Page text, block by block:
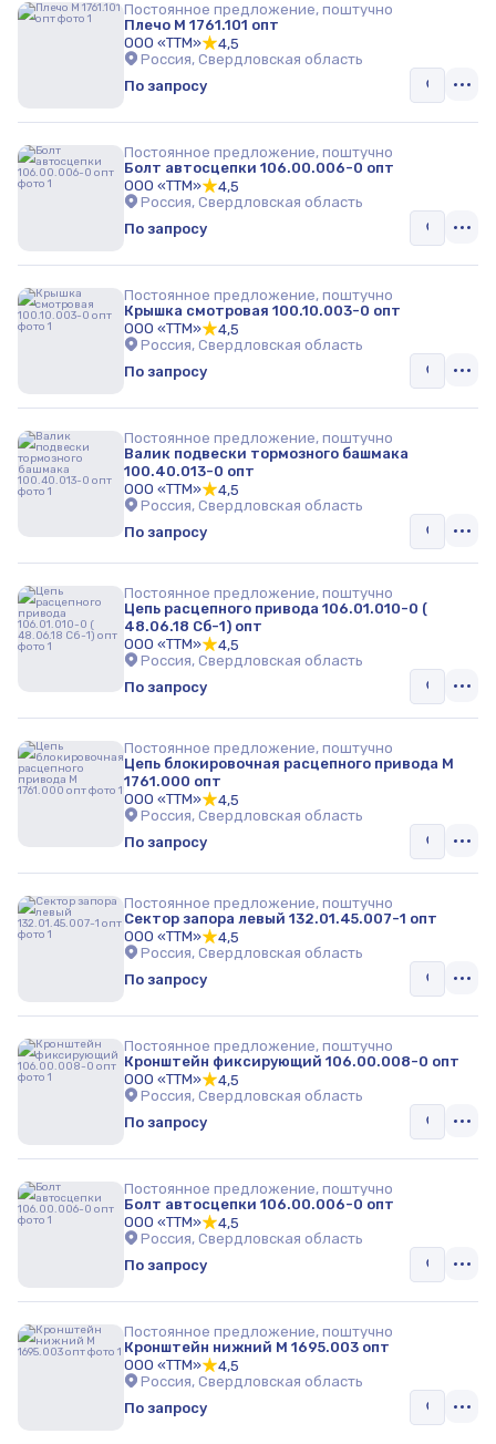
Постоянное предложение, поштучно
Плечо М 1761.101 опт
ООО «ТТМ»
4,5
Россия, Свердловская область
По запросу
Постоянное предложение, поштучно
Болт автосцепки 106.00.006-0 опт
ООО «ТТМ»
4,5
Россия, Свердловская область
По запросу
Постоянное предложение, поштучно
Крышка смотровая 100.10.003-0 опт
ООО «ТТМ»
4,5
Россия, Свердловская область
По запросу
Постоянное предложение, поштучно
Валик подвески тормозного башмака
100.40.013-0 опт
ООО «ТТМ»
4,5
Россия, Свердловская область
По запросу
Постоянное предложение, поштучно
Цепь расцепного привода 106.01.010-0 (
48.06.18 Сб-1) опт
ООО «ТТМ»
4,5
Россия, Свердловская область
По запросу
Постоянное предложение, поштучно
Цепь блокировочная расцепного привода М
1761.000 опт
ООО «ТТМ»
4,5
Россия, Свердловская область
По запросу
Постоянное предложение, поштучно
Сектор запора левый 132.01.45.007-1 опт
ООО «ТТМ»
4,5
Россия, Свердловская область
По запросу
Постоянное предложение, поштучно
Кронштейн фиксирующий 106.00.008-0 опт
ООО «ТТМ»
4,5
Россия, Свердловская область
По запросу
Постоянное предложение, поштучно
Болт автосцепки 106.00.006-0 опт
ООО «ТТМ»
4,5
Россия, Свердловская область
По запросу
Постоянное предложение, поштучно
Кронштейн нижний М 1695.003 опт
ООО «ТТМ»
4,5
Россия, Свердловская область
По запросу